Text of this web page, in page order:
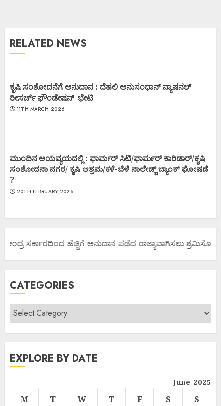
RELATED NEWS
ಕೃಷಿ ಸಂಶೋದನೆಗೆ ಅನುದಾನ : ದೆಹಲಿ ಅನುಸಂಧಾನ್ ನ್ಯಾಷನಲ್
ರೀಸರ್ಚ್ ಫೌಂಡೇಷನ್ ಭೇಟಿ
11TH MARCH 2026
ಮುಂದಿನ ಆಯವ್ಯಯದಲ್ಲಿ : ಫಾರ್ಮರ್ ಸಿಟಿ/ಫಾರ್ಮರ್ ಕಾರಿಡಾರ್/ಕೃಷಿ
ಸಂಶೋದನಾ ನಗರ/ ಕೃಷಿ ಆಶ್ರಮ/ಕಳೆ-ಬೆಳೆ ನಾಲೇಡ್ಜ್ ಬ್ಯಾಂಕ್ ಘೋಷಣೆ
?
20TH FEBRUARY 2026
ಸರ್ಕಾರದಿಂದ ಹೆಚ್ಚಿಗೆ ಅನುದಾನ ಪಡೆದ ರಾಜ್ಯಾವಾಗಿಸಲು ಶ್ರಮಿಸೋಣ
CATEGORIES
EXPLORE BY DATE
June 2025
M T W T F S
S